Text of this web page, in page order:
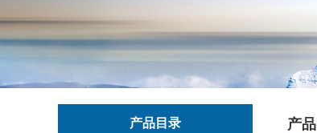
产品目录 产